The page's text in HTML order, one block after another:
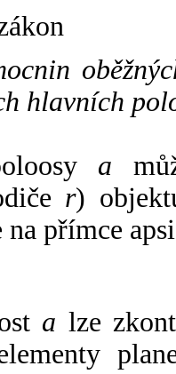
hlavních
a
r)
přímce
a lze